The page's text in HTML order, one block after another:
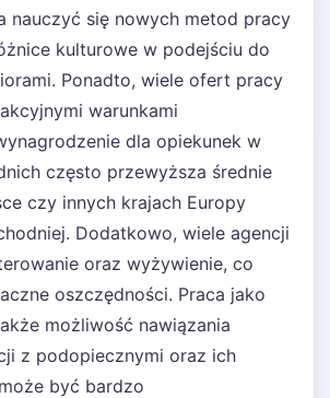
nauczyć się nowych metod pracy
kulturowe w podejściu do
Ponadto, wiele ofert pracy
warunkami
dla opiekunek w
często przewyższa średnie
czy innych krajach Europy
Dodatkowo, wiele agencji
oraz wyżywienie, co
oszczędności. Praca jako
możliwość nawiązania
z podopiecznymi oraz ich
być bardzo